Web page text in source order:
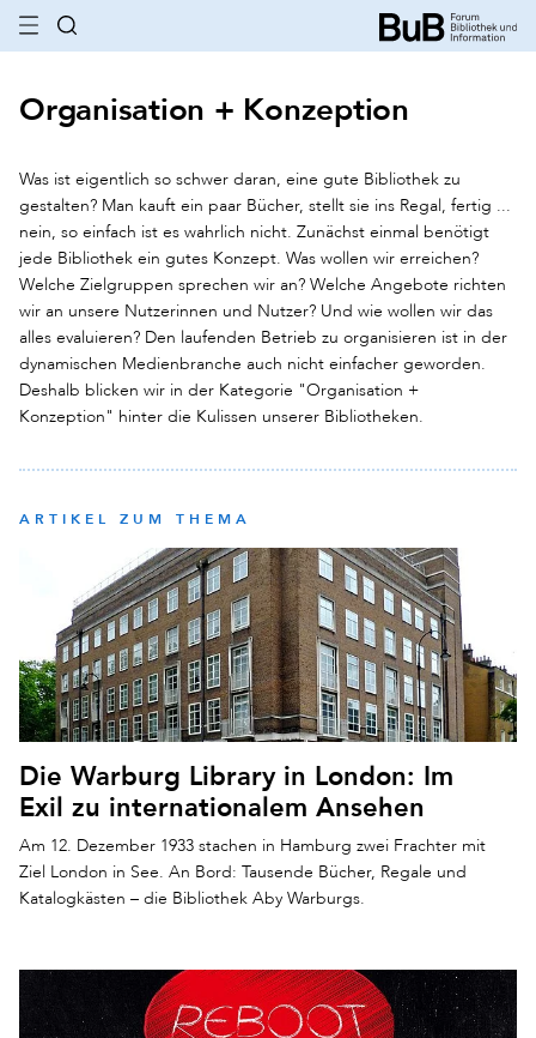
Organisation + Konzeption
Was ist eigentlich so schwer daran, eine gute Bibliothek zu
gestalten? Man kauft ein paar Bücher, stellt sie ins Regal, fertig ...
nein, so einfach ist es wahrlich nicht. Zunächst einmal benötigt
jede Bibliothek ein gutes Konzept. Was wollen wir erreichen?
Welche Zielgruppen sprechen wir an? Welche Angebote richten
wir an unsere Nutzerinnen und Nutzer? Und wie wollen wir das
alles evaluieren? Den laufenden Betrieb zu organisieren ist in der
dynamischen Medienbranche auch nicht einfacher geworden.
Deshalb blicken wir in der Kategorie "Organisation +
Konzeption" hinter die Kulissen unserer Bibliotheken.
ARTIKEL ZUM THEMA
Die Warburg Library in London: Im
Exil zu internationalem Ansehen
Am 12. Dezember 1933 stachen in Hamburg zwei Frachter mit
Ziel London in See. An Bord: Tausende Bücher, Regale und
Katalogkästen – die Bibliothek Aby Warburgs.